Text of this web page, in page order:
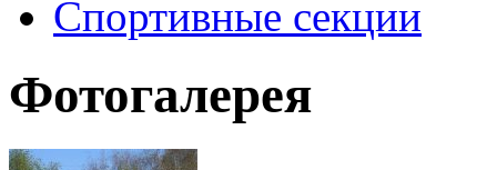
Спортивные секции
Фотогалерея